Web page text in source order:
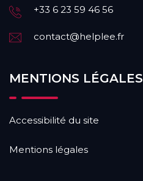
+33 6 23 59 46 56
contact@helplee.fr
MENTIONS LÉGALES
Accessibilité du site
Mentions légales